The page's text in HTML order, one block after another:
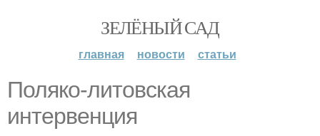
ЗЕЛЁНЫЙ САД
главная новости статьи
Поляко-литовская
интервенция